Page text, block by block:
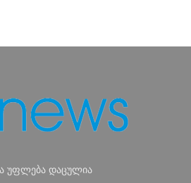
უფლება დაცულია